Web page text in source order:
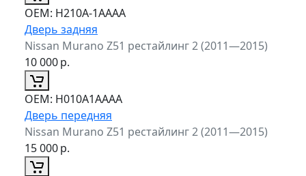
ОЕМ: H210A-1AAAA
Дверь задняя
Nissan Murano Z51 рестайлинг 2 (2011—2015)
10 000р.
ОЕМ: H010A1AAAA
Дверь передняя
Nissan Murano Z51 рестайлинг 2 (2011—2015)
15 000р.